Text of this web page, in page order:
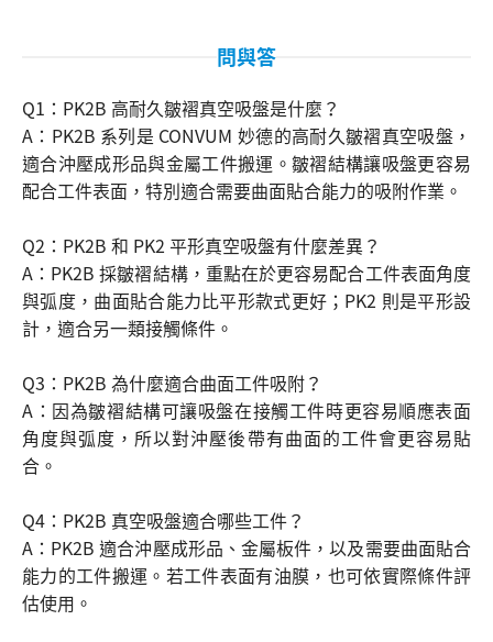
問與答
Q1：PK2B 高耐久皺褶真空吸盤是什麼？
A：PK2B 系列是 CONVUM 妙德的高耐久皺褶真空吸盤，
適合沖壓成形品與金屬工件搬運。皺褶結構讓吸盤更容易
配合工件表面，特別適合需要曲面貼合能力的吸附作業。
Q2：PK2B 和 PK2 平形真空吸盤有什麼差異？
A：PK2B 採皺褶結構，重點在於更容易配合工件表面角度
與弧度，曲面貼合能力比平形款式更好；PK2 則是平形設
計，適合另一類接觸條件。
Q3：PK2B 為什麼適合曲面工件吸附？
A：因為皺褶結構可讓吸盤在接觸工件時更容易順應表面
角度與弧度，所以對沖壓後帶有曲面的工件會更容易貼
合。
Q4：PK2B 真空吸盤適合哪些工件？
A：PK2B 適合沖壓成形品、金屬板件，以及需要曲面貼合
能力的工件搬運。若工件表面有油膜，也可依實際條件評
估使用。